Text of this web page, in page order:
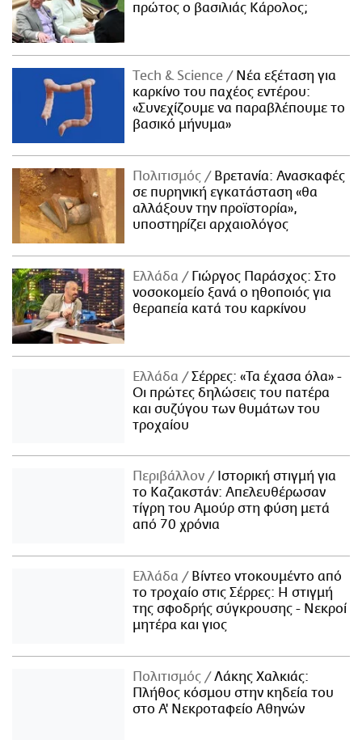
πρώτος ο βασιλιάς Κάρολος;
Τech & Science
Νέα εξέταση για
καρκίνο του παχέος εντέρου:
«Συνεχίζουμε να παραβλέπουμε το
βασικό μήνυμα»
Πολιτισμός
Βρετανία: Ανασκαφές
σε πυρηνική εγκατάσταση «θα
αλλάξουν την προϊστορία»,
υποστηρίζει αρχαιολόγος
Ελλάδα
Γιώργος Παράσχος: Στο
νοσοκομείο ξανά ο ηθοποιός για
θεραπεία κατά του καρκίνου
Ελλάδα
Σέρρες: «Τα έχασα όλα» -
Οι πρώτες δηλώσεις του πατέρα
και συζύγου των θυμάτων του
τροχαίου
Περιβάλλον
Ιστορική στιγμή για
το Καζακστάν: Απελευθέρωσαν
τίγρη του Αμούρ στη φύση μετά
από 70 χρόνια
Ελλάδα
Βίντεο ντοκουμέντο από
το τροχαίο στις Σέρρες: Η στιγμή
της σφοδρής σύγκρουσης - Νεκροί
μητέρα και γιος
Πολιτισμός
Λάκης Χαλκιάς:
Πλήθος κόσμου στην κηδεία του
στο Α' Νεκροταφείο Αθηνών